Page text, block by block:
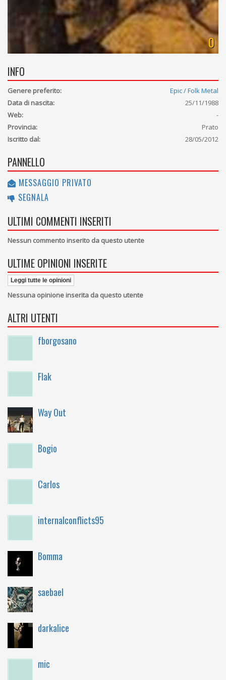
0
INFO
Genere preferito:
Epic / Folk Metal
Data di nascita:
25/11/1988
Web:
-
Provincia:
Prato
Iscritto dal:
28/05/2012
PANNELLO
MESSAGGIO PRIVATO
SEGNALA
ULTIMI COMMENTI INSERITI
Nessun commento inserito da questo utente
ULTIME OPINIONI INSERITE
Leggi tutte le opinioni
Nessuna opinione inserita da questo utente
ALTRI UTENTI
fborgosano
Flak
Way Out
Bogio
Carlos
internalconflicts95
Bomma
saebael
darkalice
mic